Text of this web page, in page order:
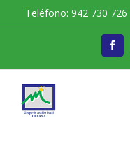
Teléfono: 942 730 726